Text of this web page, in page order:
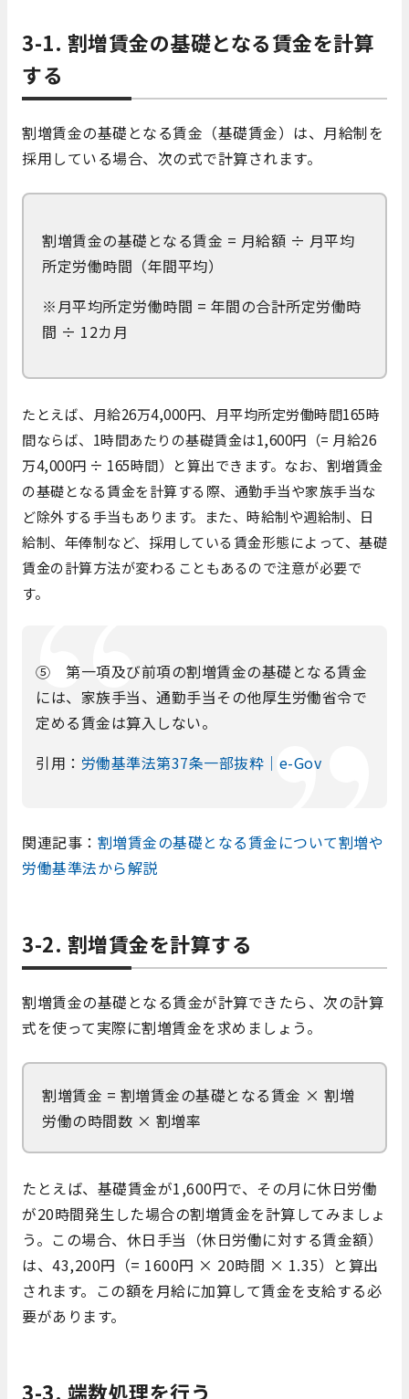
3-1. 割増賃金の基礎となる賃金を計算
する
割増賃金の基礎となる賃金（基礎賃金）は、月給制を
採用している場合、次の式で計算されます。
割増賃金の基礎となる賃金 = 月給額 ÷ 月平均
所定労働時間（年間平均）
※月平均所定労働時間 = 年間の合計所定労働時
間 ÷ 12カ月
たとえば、月給26万4,000円、月平均所定労働時間165時
間ならば、1時間あたりの基礎賃金は1,600円（= 月給26
万4,000円 ÷ 165時間）と算出できます。なお、割増賃金
の基礎となる賃金を計算する際、通勤手当や家族手当な
ど除外する手当もあります。また、時給制や週給制、日
給制、年俸制など、採用している賃金形態によって、基礎
賃金の計算方法が変わることもあるので注意が必要で
す。
⑤ 第一項及び前項の割増賃金の基礎となる賃金
には、家族手当、通勤手当その他厚生労働省令で
定める賃金は算入しない。
引用： 労働基準法第37条一部抜粋｜e-Gov
関連記事： 割増賃金の基礎となる賃金について割増や
労働基準法から解説
3-2. 割増賃金を計算する
割増賃金の基礎となる賃金が計算できたら、次の計算
式を使って実際に割増賃金を求めましょう。
割増賃金 = 割増賃金の基礎となる賃金 × 割増
労働の時間数 × 割増率
たとえば、基礎賃金が1,600円で、その月に休日労働
が20時間発生した場合の割増賃金を計算してみましょ
う。この場合、休日手当（休日労働に対する賃金額）
は、43,200円（= 1600円 × 20時間 × 1.35）と算出
されます。この額を月給に加算して賃金を支給する必
要があります。
3-3. 端数処理を行う